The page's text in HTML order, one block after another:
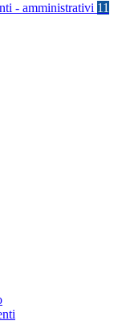
- amministrativi 11